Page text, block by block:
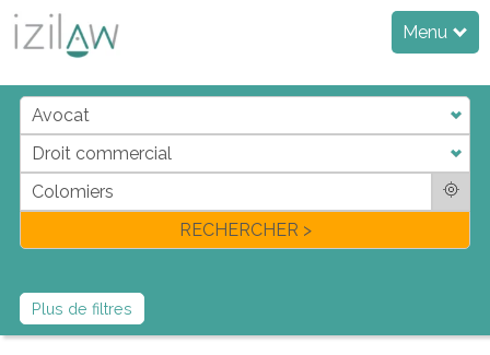
Menu
jdadi
fl
RECHERCHER >
Plus de filtres